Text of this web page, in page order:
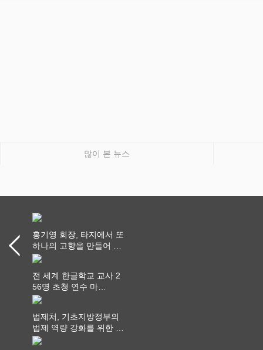
많이 본 뉴스
홍기영 회장, 타지에서 또
하나의 고향을 만들어 가
다
전 세계 한글학교 교사 2
56명 초청 연수 마
쳐...“수업은 더 깊게, 교
법제처, 기초지방정부의
법제 역량 강화를 위한 전
라권 현장설명회 개최